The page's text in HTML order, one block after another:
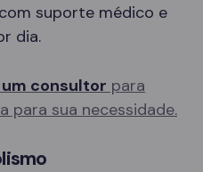
suporte médico e
dia.
consultor para
para sua necessidade.